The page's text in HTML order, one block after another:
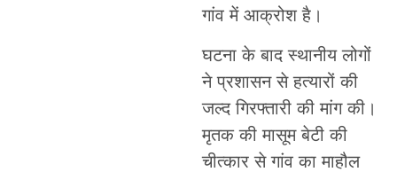
गांव में आक्रोश है।
घटना के बाद स्थानीय लोगों
ने प्रशासन से हत्यारों की
जल्द गिरफ्तारी की मांग की।
मृतक की मासूम बेटी की
चीत्कार से गांव का माहौल